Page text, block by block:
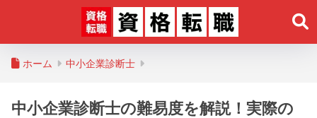
ホーム 中小企業診断士
中小企業診断士の難易度を解説！実際の